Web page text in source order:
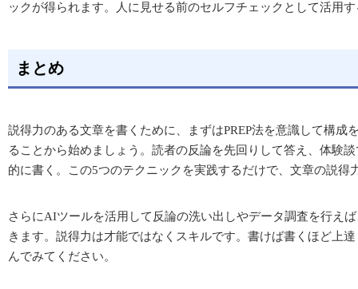
ックが得られます。人に見せる前のセルフチェックとして活用
まとめ
説得力のある文章を書くために、まずはPREP法を意識して構成
ることから始めましょう。読者の反論を先回りして答え、体験
的に書く。この5つのテクニックを実践するだけで、文章の説得
さらにAIツールを活用して反論の洗い出しやデータ調査を行え
きます。説得力は才能ではなくスキルです。書けば書くほど上
んでみてください。